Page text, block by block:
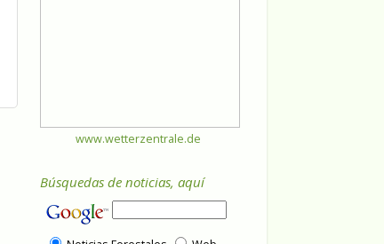
www.wetterzentrale.de
Búsquedas de noticias, aquí